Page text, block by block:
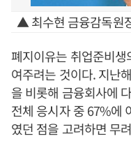
▲ 최수현 금융감독원
폐지이유는 취업준비
여주려는 것이다. 지난
을 비롯해 금융회사에
전체 응시자 중 67%에
였던 점을 고려하면 무